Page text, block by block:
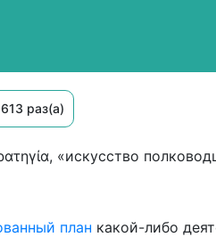
раз(а)
«искусство
план какой-либо